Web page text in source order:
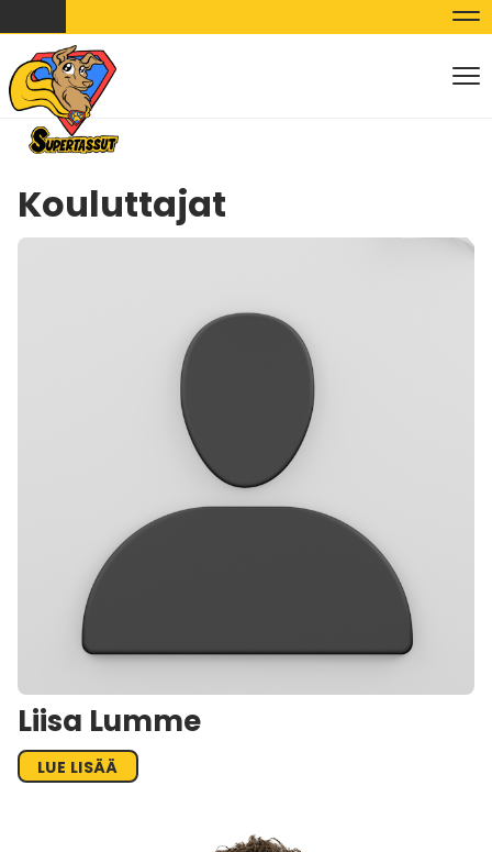
Kouluttajat
Liisa Lumme
LUE LISÄÄ